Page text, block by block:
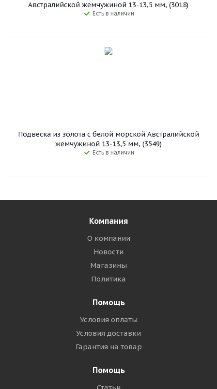
Австралийской жемчужиной 13-13,5 мм, (3018)
Есть в наличии
Подвеска из золота с белой морской Австралийской
жемчужиной 13-13,5 мм, (3549)
Есть в наличии
Компания
О компании
Новости
Магазины
Политика
Помощь
Условия оплаты
Условия доставки
Гарантия на товар
Помощь